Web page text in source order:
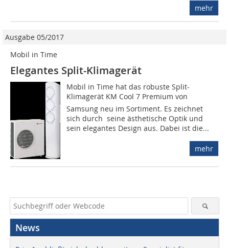
mehr
Ausgabe 05/2017
Mobil in Time
Elegantes Split-Klimagerät
Mobil in Time hat das robuste Split-
Klimagerät KM Cool 7 Premium von
Samsung neu im Sortiment. Es zeichnet
sich durch seine ästhetische Optik und
sein elegantes Design aus. Dabei ist die...
mehr
News